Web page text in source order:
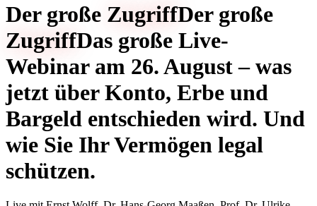
Der große ZugriffDer große
ZugriffDas große Live-
Webinar am 26. August – was
jetzt über Konto, Erbe und
Bargeld entschieden wird. Und
wie Sie Ihr Vermögen legal
schützen.